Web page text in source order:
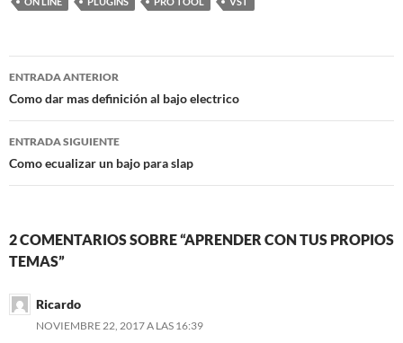
Navegación
de
entradas
ENTRADA ANTERIOR
Como dar mas definición al bajo electrico
ENTRADA SIGUIENTE
Como ecualizar un bajo para slap
2 COMENTARIOS SOBRE “APRENDER CON TUS PROPIOS
TEMAS”
Ricardo
NOVIEMBRE 22, 2017 A LAS 16:39